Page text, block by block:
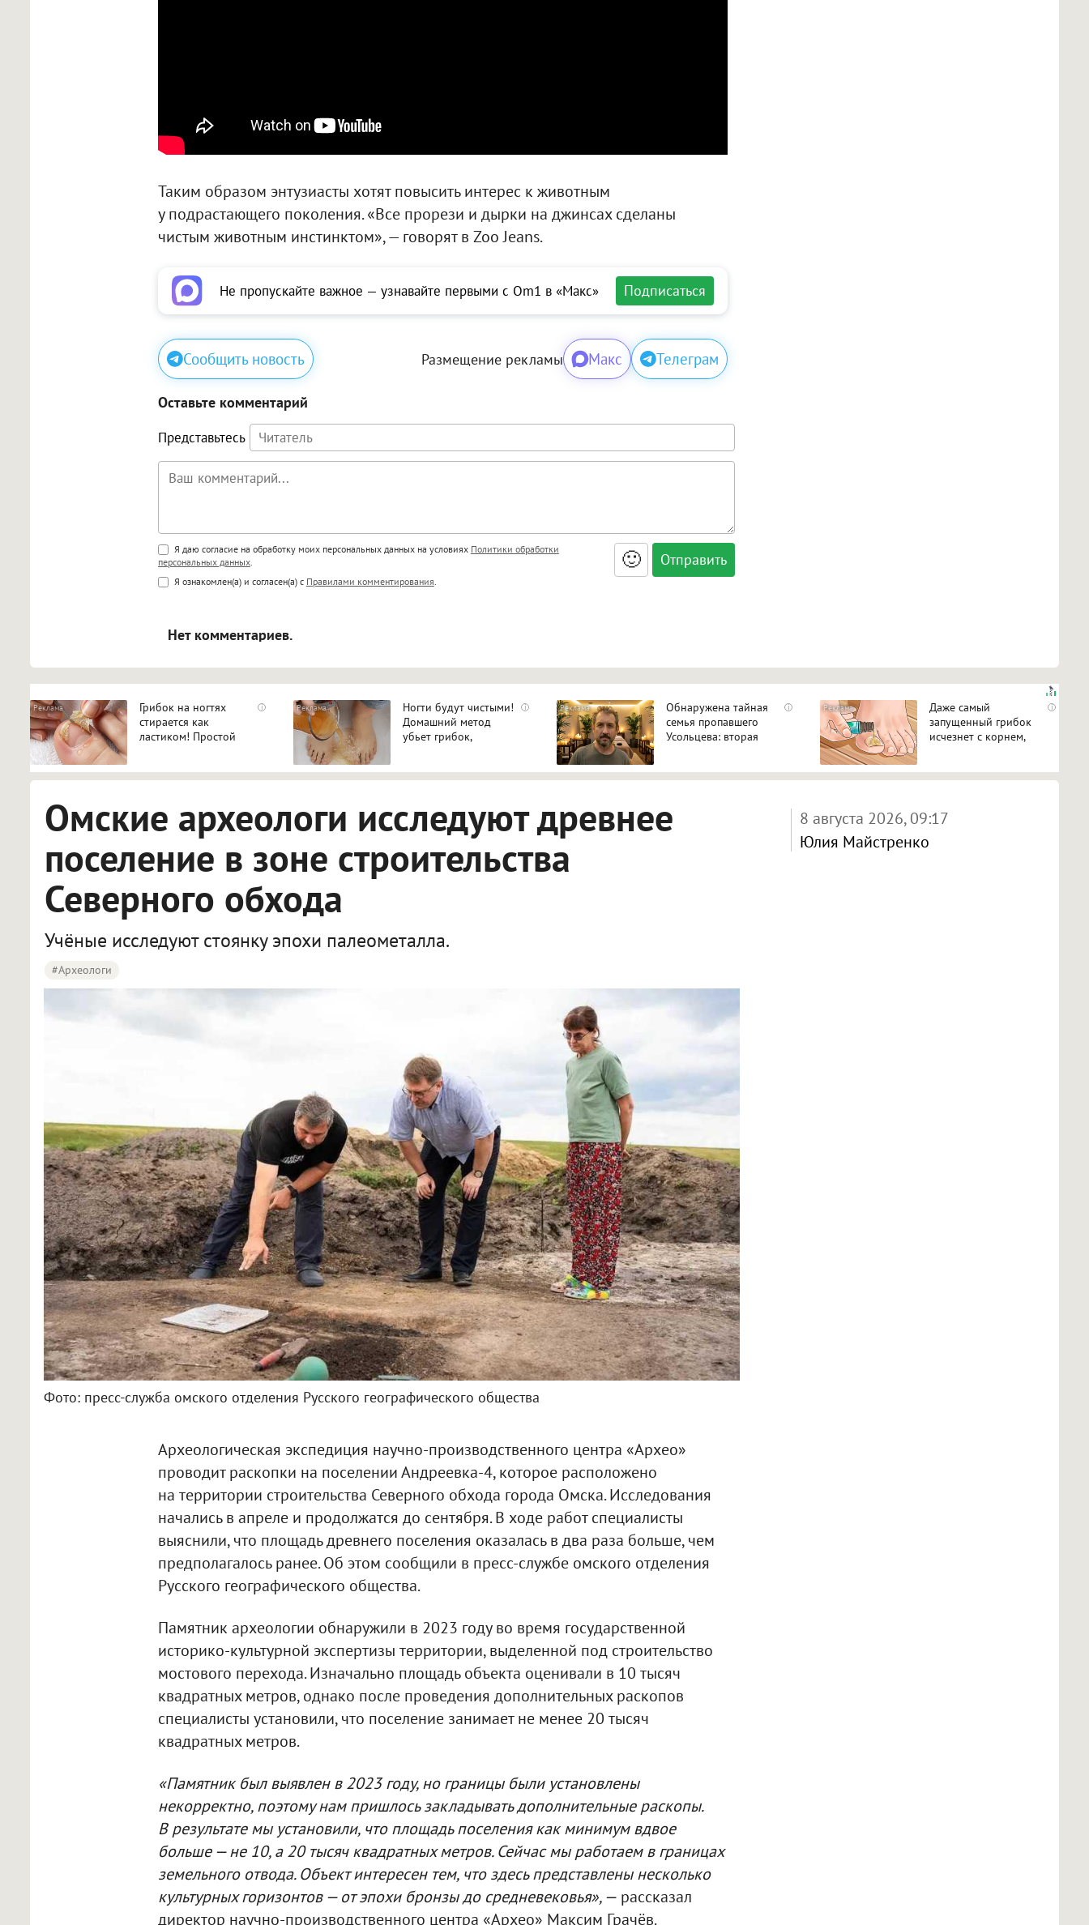
Таким образом энтузиасты хотят повысить интерес к животным
у подрастающего поколения. «Все прорези и дырки на джинсах сделаны
чистым животным инстинктом», — говорят в Zoo Jeans.
Не пропускайте важное — узнавайте первыми с Om1 в «Макс» Подписаться
Сообщить новость Размещение рекламы Макс Телеграм
Оставьте комментарий
Представьтесь
Поддержка HTML
<b>, <strong>, <u>, <i>, <em>, <s>, <big>, <small>, <sup>, <sub>, <pre>, <ul>, <ol>, <li>,
<blockquote>, <code> экранирует HTML, адреса URL автоматически становятся ссылками, и
Я даю согласие на обработку моих персональных данных на условиях Политики обработки
персональных данных.
Я ознакомлен(а) и согласен(а) с Правилами комментирования.
🙂
Нет комментариев.
i
Грибок на ногтях
стирается как
ластиком! Простой
i
Ногти будут чистыми!
Домашний метод
убьет грибок,
i
Обнаружена тайная
семья пропавшего
Усольцева: вторая
i
Даже самый
запущенный грибок
исчезнет с корнем,
Омские археологи исследуют древнее
поселение в зоне строительства
Северного обхода
Учёные исследуют стоянку эпохи палеометалла.
#археологи
8 августа 2026, 09:17
Юлия Майстренко
Фото: пресс-служба омского отделения Русского географического общества
Археологическая экспедиция научно-производственного центра «Архео»
проводит раскопки на поселении Андреевка-4, которое расположено
на территории строительства Северного обхода города Омска. Исследования
начались в апреле и продолжатся до сентября. В ходе работ специалисты
выяснили, что площадь древнего поселения оказалась в два раза больше, чем
предполагалось ранее. Об этом сообщили в пресс-службе омского отделения
Русского географического общества.
Памятник археологии обнаружили в 2023 году во время государственной
историко-культурной экспертизы территории, выделенной под строительство
мостового перехода. Изначально площадь объекта оценивали в 10 тысяч
квадратных метров, однако после проведения дополнительных раскопов
специалисты установили, что поселение занимает не менее 20 тысяч
квадратных метров.
«Памятник был выявлен в 2023 году, но границы были установлены
некорректно, поэтому нам пришлось закладывать дополнительные раскопы.
В результате мы установили, что площадь поселения как минимум вдвое
больше — не 10, а 20 тысяч квадратных метров. Сейчас мы работаем в границах
земельного отвода. Объект интересен тем, что здесь представлены несколько
культурных горизонтов — от эпохи бронзы до средневековья», —рассказал
директор научно-производственного центра «Архео» Максим Грачёв.